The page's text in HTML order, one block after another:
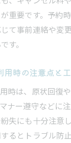
重要です。予約
て事前連絡や変
す。
用時の注意点と
時は、原状回復
ナー遵守などに注
失にも十分注意
るとトラブル防